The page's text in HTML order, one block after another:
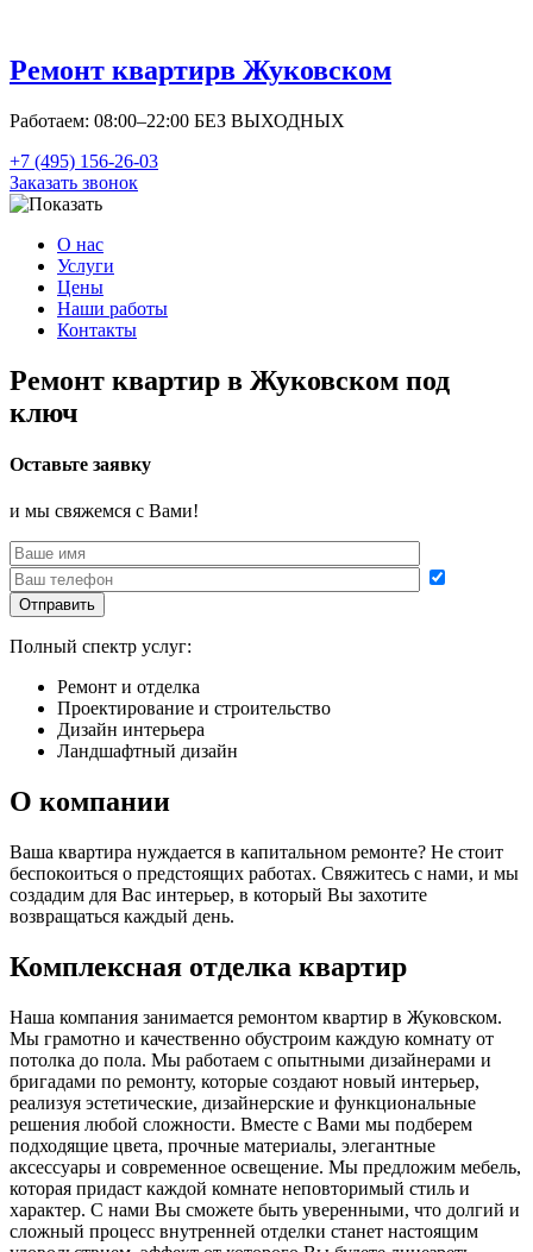
Ремонт квартирв Жуковском
Работаем: 08:00–22:00 БЕЗ ВЫХОДНЫХ
+7 (495) 156-26-03
Заказать звонок
О нас
Услуги
Цены
Наши работы
Контакты
Ремонт квартир в Жуковском под
ключ
Оставьте заявку
и мы свяжемся с Вами!
Полный спектр услуг:
Ремонт и отделка
Проектирование и строительство
Дизайн интерьера
Ландшафтный дизайн
О компании
Ваша квартира нуждается в капитальном ремонте? Не стоит
беспокоиться о предстоящих работах. Свяжитесь с нами, и мы
создадим для Вас интерьер, в который Вы захотите
возвращаться каждый день.
Комплексная отделка квартир
Наша компания занимается ремонтом квартир в Жуковском.
Мы грамотно и качественно обустроим каждую комнату от
потолка до пола. Мы работаем с опытными дизайнерами и
бригадами по ремонту, которые создают новый интерьер,
реализуя эстетические, дизайнерские и функциональные
решения любой сложности. Вместе с Вами мы подберем
подходящие цвета, прочные материалы, элегантные
аксессуары и современное освещение. Мы предложим мебель,
которая придаст каждой комнате неповторимый стиль и
характер. С нами Вы сможете быть уверенными, что долгий и
сложный процесс внутренней отделки станет настоящим